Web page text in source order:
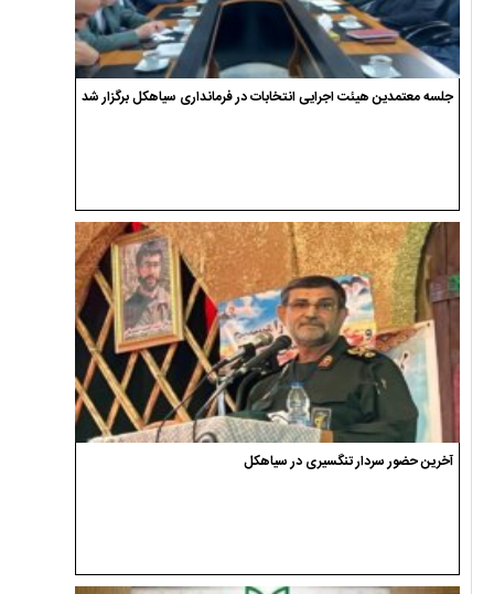
جلسه معتمدین هیئت اجرایی انتخابات در فرمانداری سیاهکل برگزار شد
آخرین حضور سردار تنگسیری در سیاهکل